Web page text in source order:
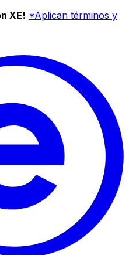
XE! *Aplican términos y